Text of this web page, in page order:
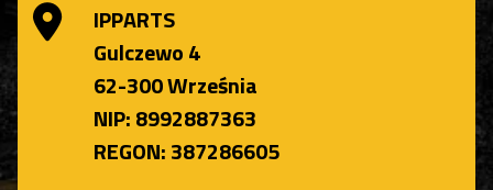
IPPARTS
Gulczewo 4
62-300 Września
NIP: 8992887363
REGON: 387286605